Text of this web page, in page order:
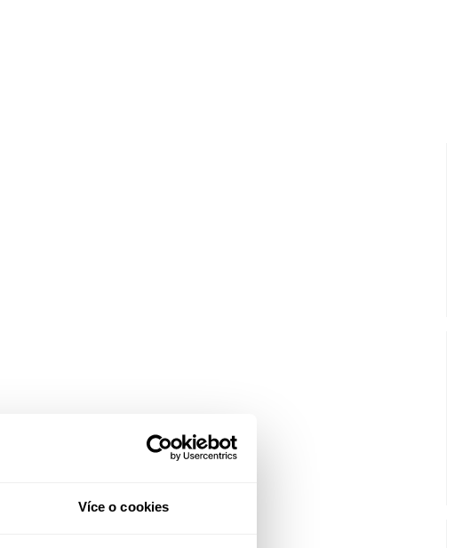
Více o cookies